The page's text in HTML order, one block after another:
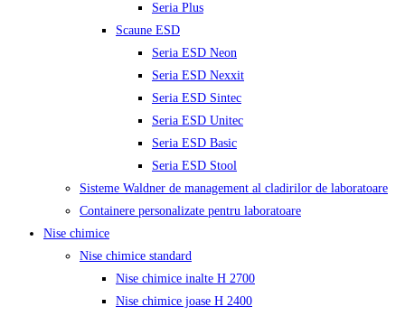
Seria Plus
Scaune ESD
Seria ESD Neon
Seria ESD Nexxit
Seria ESD Sintec
Seria ESD Unitec
Seria ESD Basic
Seria ESD Stool
Sisteme Waldner de management al cladirilor de laboratoare
Containere personalizate pentru laboratoare
Nise chimice
Nise chimice standard
Nise chimice inalte H 2700
Nise chimice joase H 2400